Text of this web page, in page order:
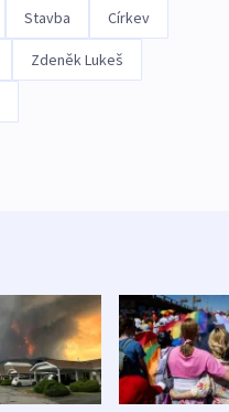
Stavba Církev
Zdeněk Lukeš